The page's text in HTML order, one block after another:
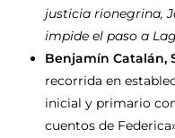
justicia rionegrina,
impide el paso a
Benjamín Catalán,
recorrida en
inicial y primario
cuentos de